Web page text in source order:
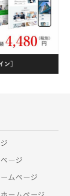
ージ
ムぺージ